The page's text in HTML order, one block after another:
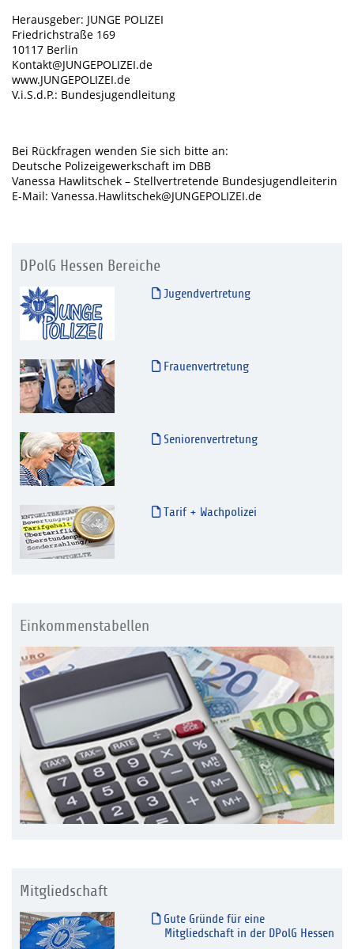
Herausgeber: JUNGE POLIZEI
Friedrichstraße 169
10117 Berlin
Kontakt@JUNGEPOLIZEI.de
www.JUNGEPOLIZEI.de
V.i.S.d.P.: Bundesjugendleitung
Bei Rückfragen wenden Sie sich bitte an:
Deutsche Polizeigewerkschaft im DBB
Vanessa Hawlitschek – Stellvertretende Bundesjugendleiterin
E-Mail: Vanessa.Hawlitschek@JUNGEPOLIZEI.de
DPolG Hessen Bereiche
Jugendvertretung
Frauenvertretung
Seniorenvertretung
Tarif + Wachpolizei
Einkommenstabellen
Mitgliedschaft
Gute Gründe für eine
Mitgliedschaft in der DPolG Hessen